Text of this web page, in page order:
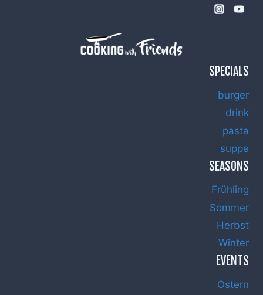
SPECIALS
burger
drink
pasta
suppe
SEASONS
Frühling
Sommer
Herbst
Winter
EVENTS
Ostern